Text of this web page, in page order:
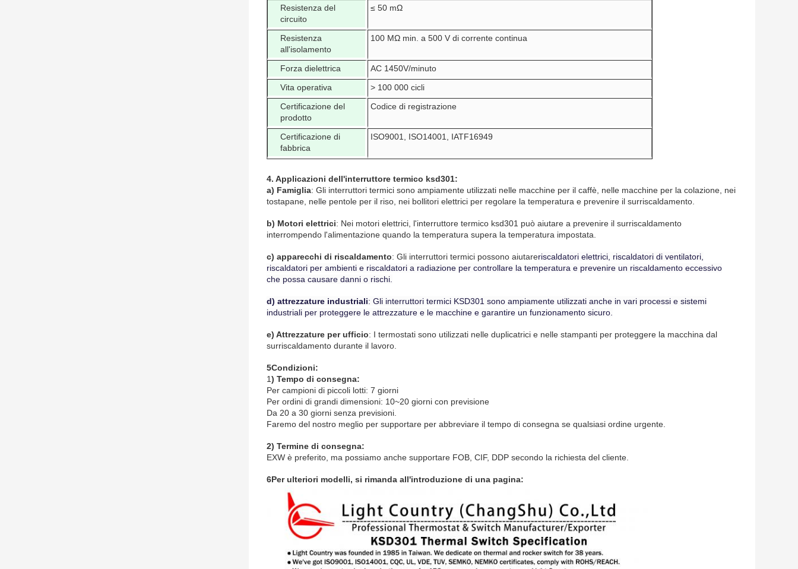
Resistenza del
circuito
≤ 50 mΩ
Resistenza
all'isolamento
100 MΩ min. a 500 V di corrente continua
Forza dielettrica
AC 1450V/minuto
Vita operativa
> 100 000 cicli
Certificazione del
prodotto
Codice di registrazione
Certificazione di
fabbrica
ISO9001, ISO14001, IATF16949
4. Applicazioni dell'interruttore termico ksd301:
a) Famiglia: Gli interruttori termici sono ampiamente utilizzati nelle macchine per il caffè, nelle macchine per la colazione, nei
tostapane, nelle pentole per il riso, nei bollitori elettrici per regolare la temperatura e prevenire il surriscaldamento.
b) Motori elettrici: Nei motori elettrici, l'interruttore termico ksd301 può aiutare a prevenire il surriscaldamento
interrompendo l'alimentazione quando la temperatura supera la temperatura impostata.
c) apparecchi di riscaldamento: Gli interruttori termici possono aiutareriscaldatori elettrici, riscaldatori di ventilatori,
riscaldatori per ambienti e riscaldatori a radiazione per controllare la temperatura e prevenire un riscaldamento eccessivo
che possa causare danni o rischi.
d) attrezzature industriali: Gli interruttori termici KSD301 sono ampiamente utilizzati anche in vari processi e sistemi
industriali per proteggere le attrezzature e le macchine e garantire un funzionamento sicuro.
e) Attrezzature per ufficio: I termostati sono utilizzati nelle duplicatrici e nelle stampanti per proteggere la macchina dal
surriscaldamento durante il lavoro.
5Condizioni:
1) Tempo di consegna:
Per campioni di piccoli lotti: 7 giorni
Per ordini di grandi dimensioni: 10~20 giorni con previsione
Da 20 a 30 giorni senza previsioni.
Faremo del nostro meglio per supportare per abbreviare il tempo di consegna se qualsiasi ordine urgente.
2) Termine di consegna:
EXW è preferito, ma possiamo anche supportare FOB, CIF, DDP secondo la richiesta del cliente.
6Per ulteriori modelli, si rimanda all'introduzione di una pagina: